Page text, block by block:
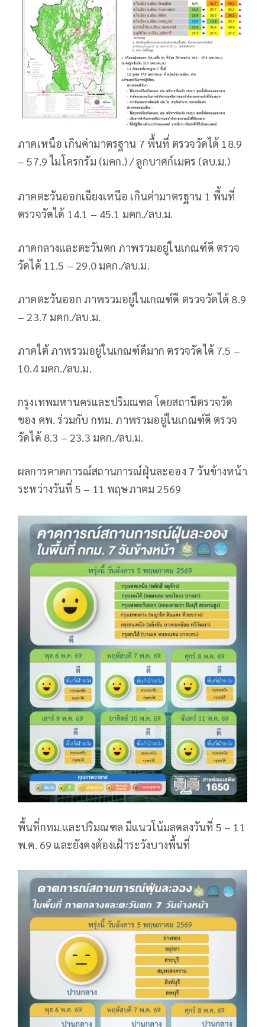
ภาคเหนือ เกินค่ามาตรฐาน 7 พื้นที่ ตรวจวัดได้ 18.9
– 57.9 ไมโครกรัม (มคก.) / ลูกบาศก์เมตร (ลบ.ม.)
ภาคตะวันออกเฉียงเหนือ เกินค่ามาตรฐาน 1 พื้นที่
ตรวจวัดได้ 14.1 – 45.1 มคก./ลบ.ม.
ภาคกลางและตะวันตก ภาพรวมอยู่ในเกณฑ์ดี ตรวจ
วัดได้ 11.5 – 29.0 มคก./ลบ.ม.
ภาคตะวันออก ภาพรวมอยู่ในเกณฑ์ดี ตรวจวัดได้ 8.9
– 23.7 มคก./ลบ.ม.
ภาคใต้ ภาพรวมอยู่ในเกณฑ์ดีมาก ตรวจวัดได้ 7.5 –
10.4 มคก./ลบ.ม.
กรุงเทพมหานครและปริมณฑล โดยสถานีตรวจวัด
ของ คพ. ร่วมกับ​ ​กทม. ภาพรวมอยู่ในเกณฑ์ดี ตรวจ
วัดได้ 8.3 – 23.3 มคก./ลบ.ม.
ผลการคาดการณ์สถานการณ์ฝุ่นละออง 7 วันข้างหน้า
ระหว่างวันที่ 5 – 11 พฤษภาคม 2569
พื้นที่กทม.และปริมณฑล มีแนวโน้มลดลงวันที่ 5 – 11
พ.ค. 69 และยังคงต้องเฝ้าระวังบางพื้นที่